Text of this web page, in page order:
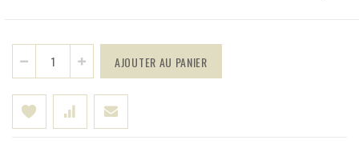
AJOUTER AU PANIER